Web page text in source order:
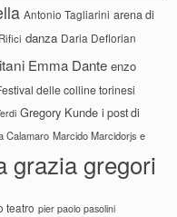
Antonio Tagliarini arena di
danza Daria Deflorian
Emma Dante enzo
delle colline torinesi
Gregory Kunde i post di
Calamaro Marcido Marcidorjs e
grazia gregori
teatro pier paolo pasolini